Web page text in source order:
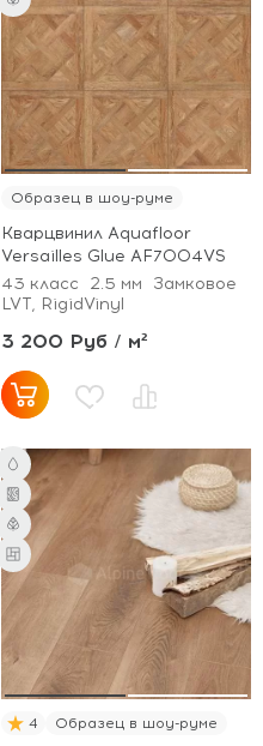
Образец в шоу-руме
Кварцвинил Aquafloor
Versailles Glue AF7004VS
43 класс
2.5 мм
Замковое
LVT, RigidVinyl
3 200 Руб / м²
4 Образец в шоу-руме